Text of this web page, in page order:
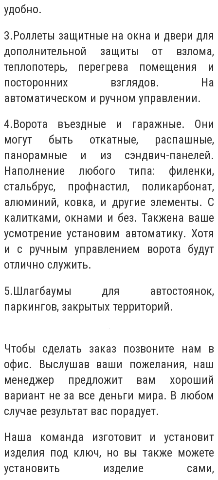
удобно.
3.Роллеты защитные на окна и двери для
дополнительной защиты от взлома,
теплопотерь, перегрева помещения и
посторонних взглядов. На
автоматическом и ручном управлении.
4.Ворота въездные и гаражные. Они
могут быть откатные, распашные,
панорамные и из сэндвич-панелей.
Наполнение любого типа: филенки,
стальбрус, профнастил, поликарбонат,
алюминий, ковка, и другие элементы. С
калитками, окнами и без. Такжена ваше
усмотрение установим автоматику. Хотя
и с ручным управлением ворота будут
отлично служить.
5.Шлагбаумы для автостоянок,
паркингов, закрытых территорий.
Чтобы сделать заказ позвоните нам в
офис. Выслушав ваши пожелания, наш
менеджер предложит вам хороший
вариант не за все деньги мира. В любом
случае результат вас порадует.
Наша команда изготовит и установит
изделия под ключ, но вы также можете
установить изделие сами,